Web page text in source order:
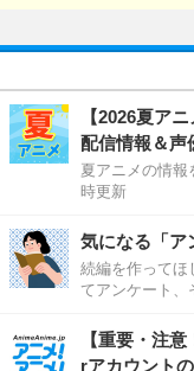
【2026夏ア
配信情報＆声
夏アニメの情
時更新
気になる「ア
続編を作ってほ
てアンケート、
【重要・注
rアカウント